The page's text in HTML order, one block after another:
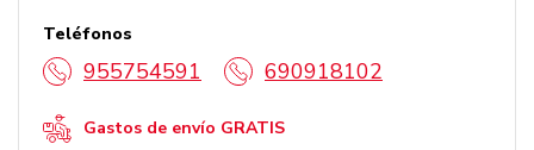
Teléfonos
955754591 690918102
Gastos de envío GRATIS